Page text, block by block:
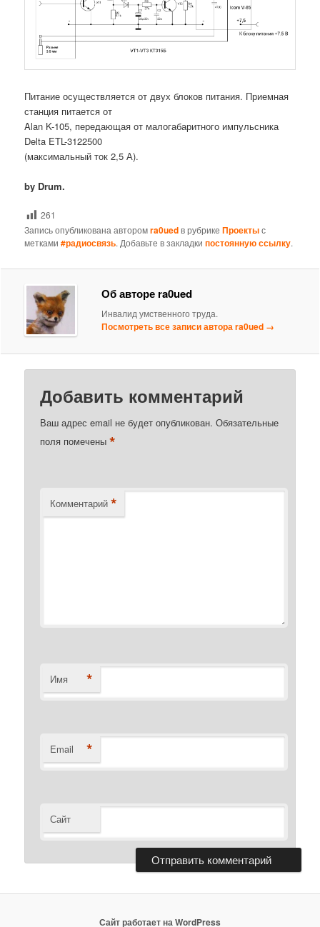
Питание осуществляется от двух блоков питания. Приемная
станция питается от
Alan K-105, передающая от малогабаритного импульсника
Delta ETL-3122500
(максимальный ток 2,5 А).
by Drum.
261
Запись опубликована авторомra0uedв рубрикеПроектыс
метками#радиосвязь. Добавьте в закладкипостоянную ссылку.
Об авторе ra0ued
Инвалид умственного труда.
Посмотреть все записи автора ra0ued →
Добавить комментарий
Ваш адрес email не будет опубликован. Обязательные
поля помечены*
Комментарий *
Имя *
Email *
Сайт
Сайт работает на WordPress